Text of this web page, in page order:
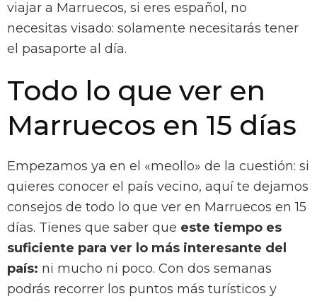
viajar a Marruecos, si eres español, no
necesitas visado: solamente necesitarás tener
el pasaporte al día.
Todo lo que ver en
Marruecos en 15 días
Empezamos ya en el «meollo» de la cuestión: si
quieres conocer el país vecino, aquí te dejamos
consejos de todo lo que ver en Marruecos en 15
días. Tienes que saber que este tiempo es
suficiente para ver lo más interesante del
país: ni mucho ni poco. Con dos semanas
podrás recorrer los puntos más turísticos y